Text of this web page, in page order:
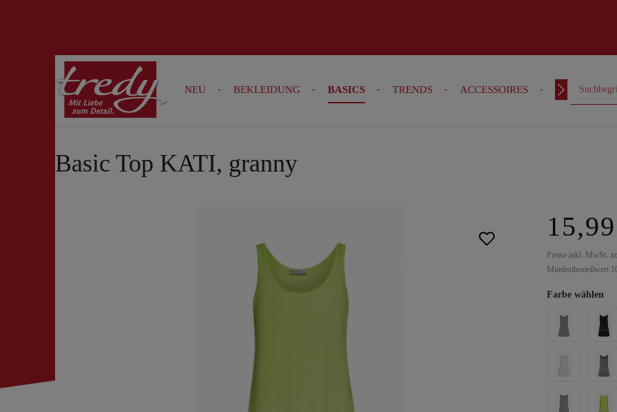
Zur Suche springen Zur Hauptnavigation springen
NEU BEKLEIDUNG BASICS TRENDS ACCESSOIRES OUTFITS
Basic Top KATI, granny
Preise inkl. MwSt.
Mindestbestellwert
Farbe wählen